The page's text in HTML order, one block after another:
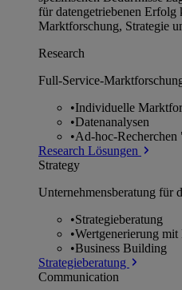
für datengetriebenen
Marktforschung, Strategie
Research
Full-Service-
•Individuelle
•Datenanalysen
•Ad-hoc-Recherchen
Research Lösungen
Strategy
Unternehmens­beratung für
•Strategieberatung
•Wertgenerierung mit
•Business Building
Strategieberatung
Communication